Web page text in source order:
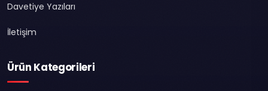
Davetiye Yazıları
İletişim
Ürün Kategorileri